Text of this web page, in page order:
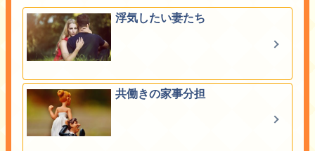
浮気したい妻たち
共働きの家事分担